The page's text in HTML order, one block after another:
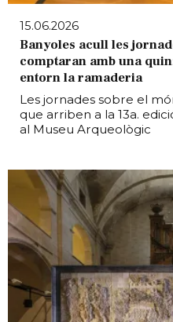
15.06.2026
Banyoles acull les
comptaran amb una
entorn la ramaderia
Les jornades sobre el
que arriben a la 13a.
al Museu Arqueològic